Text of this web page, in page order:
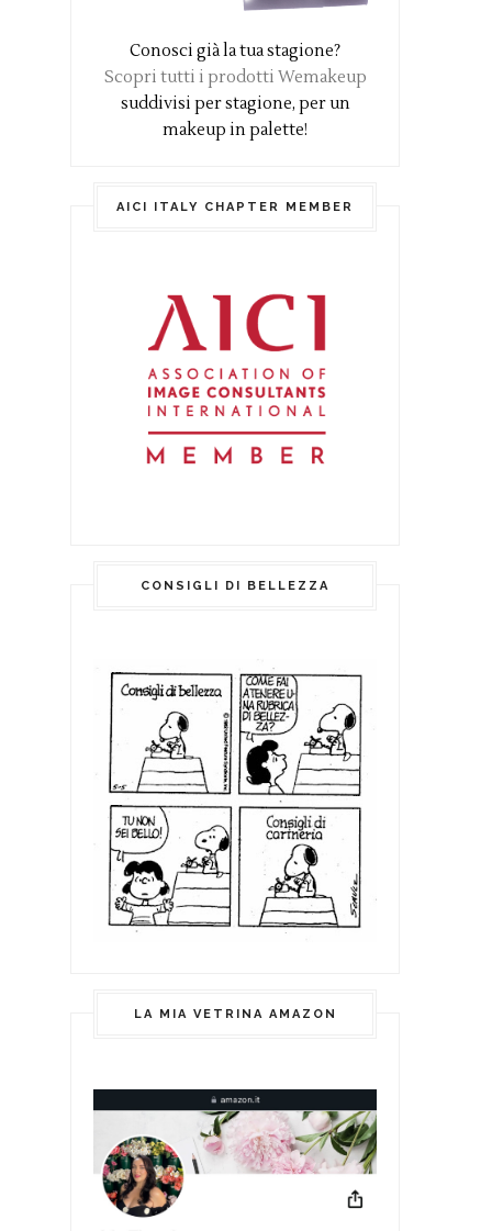
Conosci già la tua stagione?
Scopri tutti i prodotti Wemakeup
suddivisi per stagione, per un
makeup in palette!
AICI ITALY CHAPTER MEMBER
CONSIGLI DI BELLEZZA
LA MIA VETRINA AMAZON